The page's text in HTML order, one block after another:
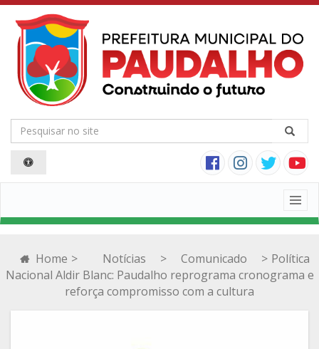
Home > Notícias > Comunicado > Política
Nacional Aldir Blanc: Paudalho reprograma cronograma e
reforça compromisso com a cultura